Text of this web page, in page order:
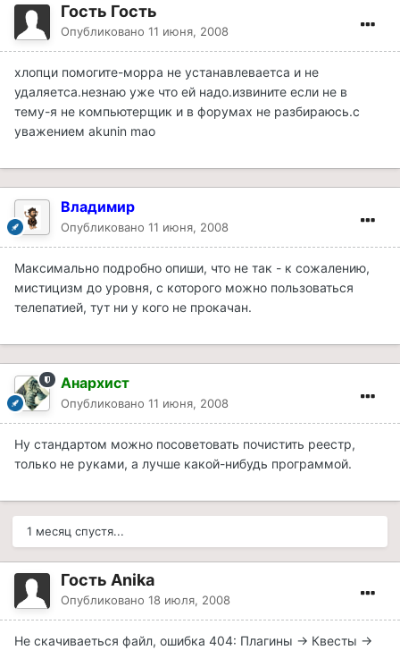
Гость Гость
Опубликовано 11 июня, 2008
хлопци помогите-морра не устанавлеваетса и не
удаляетса.незнаю уже что ей надо.извините если не в
тему-я не компьютерщик и в форумах не разбираюсь.с
уважением akunin mao
Владимир
Опубликовано 11 июня, 2008
Максимально подробно опиши, что не так - к сожалению,
мистицизм до уровня, с которого можно пользоваться
телепатией, тут ни у кого не прокачан.
Анархист
Опубликовано 11 июня, 2008
Ну стандартом можно посоветовать почистить реестр,
только не руками, а лучше какой-нибудь программой.
1 месяц спустя...
Гость Anika
Опубликовано 18 июля, 2008
Не скачиваеться файл, ошибка 404: Плагины -> Квесты ->